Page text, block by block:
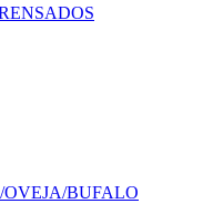
OVEJA/BUFALO